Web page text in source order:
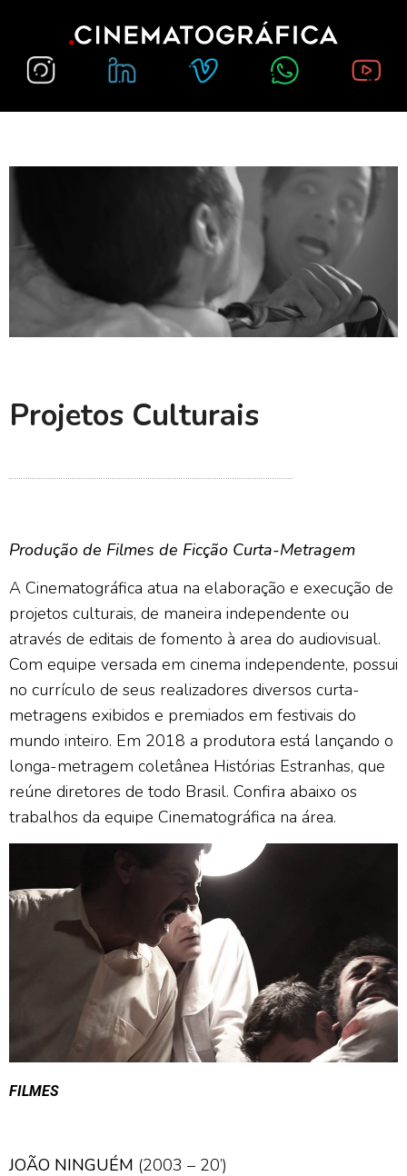
Projetos Culturais
Produção de Filmes de Ficção Curta-Metragem
A Cinematográfica atua na elaboração e execução de
projetos culturais, de maneira independente ou
através de editais de fomento à area do audiovisual.
Com equipe versada em cinema independente, possui
no currículo de seus realizadores diversos curta-
metragens exibidos e premiados em festivais do
mundo inteiro. Em 2018 a produtora está lançando o
longa-metragem coletânea Histórias Estranhas, que
reúne diretores de todo Brasil. Confira abaixo os
trabalhos da equipe Cinematográfica na área.
FILMES
JOÃO NINGUÉM (2003 – 20’)